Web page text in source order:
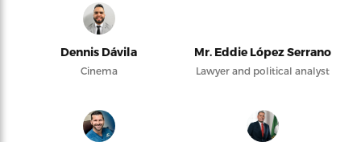
Dennis Dávila
Cinema
Mr. Eddie López Serrano
Lawyer and political analyst